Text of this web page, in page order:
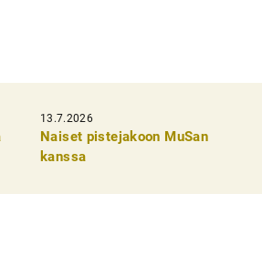
13.7.2026
Naiset pistejakoon MuSan
kanssa